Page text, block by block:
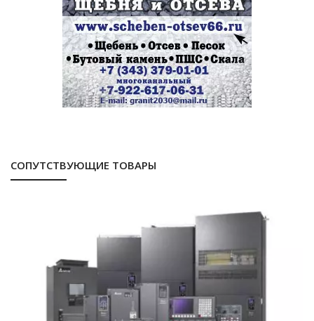
СОПУТСТВУЮЩИЕ ТОВАРЫ